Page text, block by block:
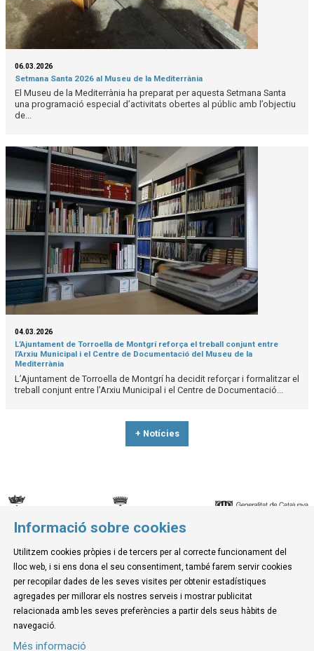
06.03.2026
Setmana Santa 2026 al Museu de la Mediterrània
El Museu de la Mediterrània ha preparat per aquesta Setmana Santa
una programació especial d’activitats obertes al públic amb l’objectiu
de...
04.03.2026
L’Ajuntament de Torroella de Montgrí reforça el treball conjunt entre
l’Arxiu Municipal i el Centre de Documentació del Museu de la
Mediterrània
L’Ajuntament de Torroella de Montgrí ha decidit reforçar i formalitzar el
treball conjunt entre l’Arxiu Municipal i el Centre de Documentació...
+ Notícies
© Museu de la Mediterrània
C. d'Ullà, 27-31 | 17257 Torroella de Montgrí
Tel. 972 755 180 a/e: info@museudelamediterrania.cat
|
Informació sobre cookies
Utilitzem cookies pròpies i de tercers per al correcte funcionament del
lloc web, i si ens dona el seu consentiment, també farem servir cookies
per recopilar dades de les seves visites per obtenir estadístiques
agregades per millorar els nostres serveis i mostrar publicitat
relacionada amb les seves preferències a partir dels seus hàbits de
navegació.
Més informació